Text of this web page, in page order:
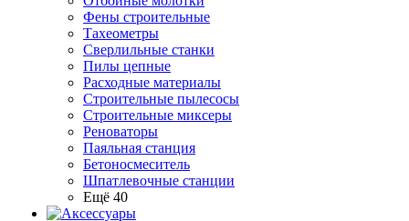
Фены строительные
Тахеометры
Сверлильные станки
Пилы цепные
Расходные материалы
Строительные пылесосы
Строительные миксеры
Реноваторы
Паяльная станция
Бетоносмеситель
Шпатлевочные станции
Ещё 40